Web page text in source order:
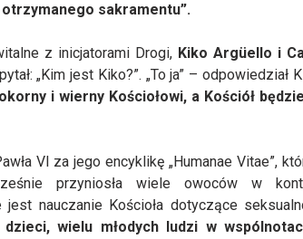
sakramentu”.
z inicjatorami Drogi, Kiko Argüello i
„Kim jest Kiko?”. „To ja” – odpowiedział
i wierny Kościołowi, a Kościół
VI za jego encyklikę „Humanae Vitae”,
przyniosła wiele owoców w
nauczanie Kościoła dotyczące
dzieci, wielu młodych ludzi w